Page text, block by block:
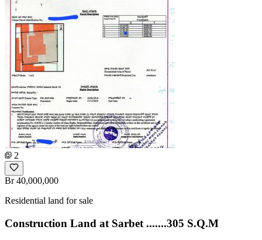
2
Br 40,000,000
Residential land for sale
Construction Land at Sarbet .......305 S.Q.M